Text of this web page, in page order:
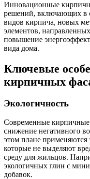
Инновационные
решений, включающих в
видов кирпича, новых
элементов,
повышение
вида дома.
Ключевые
кирпичных
Экологичность
Современные
снижение негативного
этом плане применяются
которые не выделяют
среду для жильцов.
экологичных глин с
добавок.